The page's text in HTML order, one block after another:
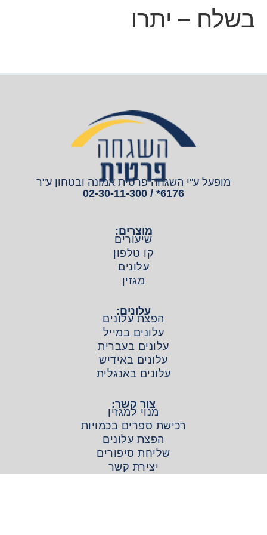
בשלח – יתרו
מופעל ע"י השגחה פרטית אמונה ובטחון ע"ר
6176* / 02-30-11-300
מוצרים:
שיעורים
קו טלפון
עלונים
מגזין
עלונים:
הפצת עלונים
עלונים במייל
עלונים בעברית
עלונים באידיש
עלונים באנגלית
צור קשר:
מנוי למגזין
רכישת ספרים בכמויות
הפצת עלונים
שליחת סיפורים
יצירת קשר